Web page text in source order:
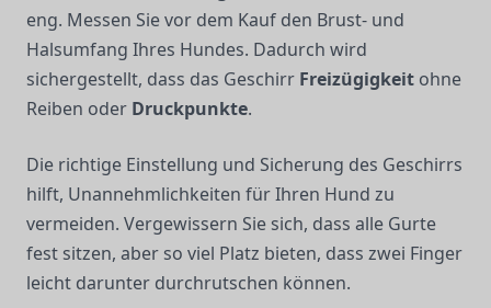
eng. Messen Sie vor dem Kauf den Brust- und
Halsumfang Ihres Hundes. Dadurch wird
sichergestellt, dass das Geschirr Freizügigkeit ohne
Reiben oder Druckpunkte.
Die richtige Einstellung und Sicherung des Geschirrs
hilft, Unannehmlichkeiten für Ihren Hund zu
vermeiden. Vergewissern Sie sich, dass alle Gurte
fest sitzen, aber so viel Platz bieten, dass zwei Finger
leicht darunter durchrutschen können.